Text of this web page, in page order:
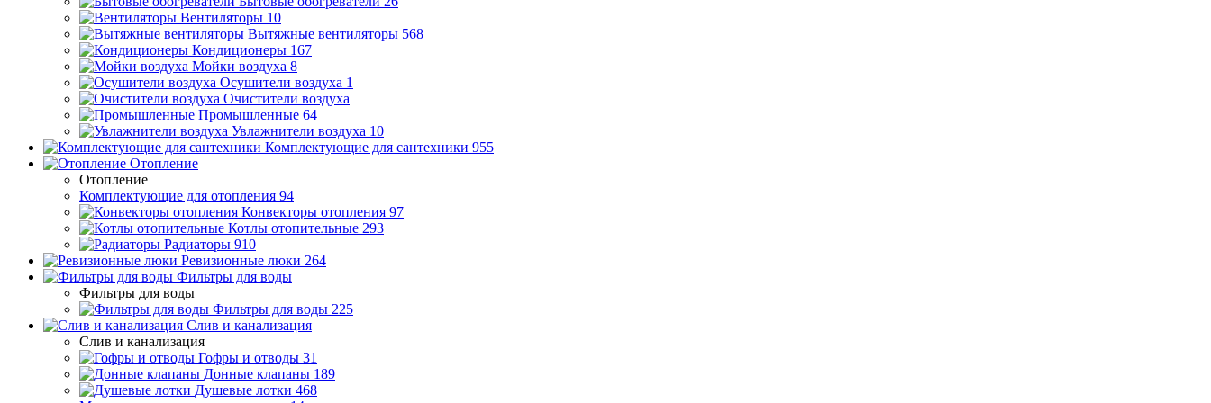
Вентиляторы 10
Вытяжные вентиляторы 568
Кондиционеры 167
Мойки воздуха 8
Осушители воздуха 1
Очистители воздуха
Промышленные 64
Увлажнители воздуха 10
Комплектующие для сантехники 955
Отопление
Отопление
Комплектующие для отопления 94
Конвекторы отопления 97
Котлы отопительные 293
Радиаторы 910
Ревизионные люки 264
Фильтры для воды
Фильтры для воды
Фильтры для воды 225
Слив и канализация
Слив и канализация
Гофры и отводы 31
Донные клапаны 189
Душевые лотки 468